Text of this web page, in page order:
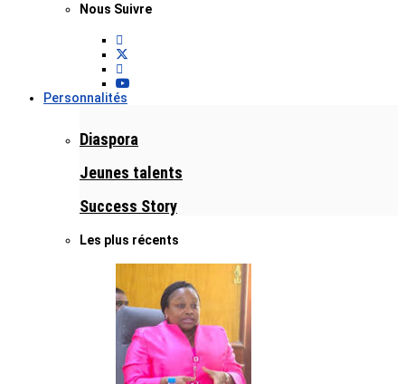
Nous Suivre
Personnalités
Diaspora
Jeunes talents
Success Story
Les plus récents